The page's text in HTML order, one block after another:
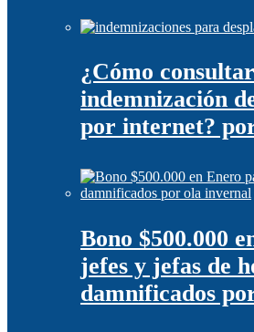
¿Cómo
indemnización
por internet?
Bono $500.000
jefes y jefas de
damnificados